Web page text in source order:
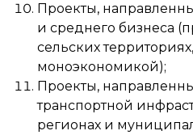
Проекты,
и среднего бизнеса
сельских
моноэкономикой);
Проекты,
транспортной
регионах и